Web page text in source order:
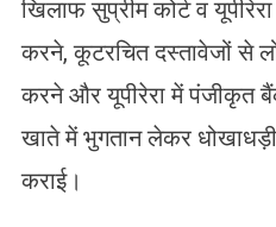
खिलाफ सुप्रीम कोर्ट व
करने, कूटरचित दस्तावेजों से
करने और यूपीरेरा में पंजीकृत
खाते में भुगतान लेकर
कराई।